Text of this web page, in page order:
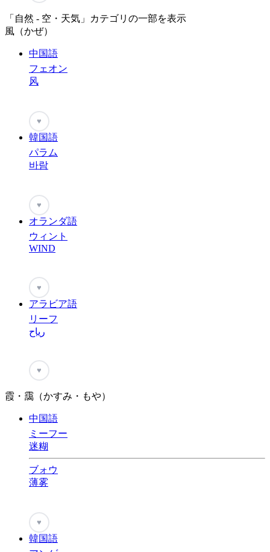
「自然 - 空・天気」カテゴリの一部を表示
風（かぜ）
中国語
フェオン
风
♥
韓国語
パラム
바람
♥
オランダ語
ウィント
WIND
♥
アラビア語
リーフ
رياح
♥
霞・靄（かすみ・もや）
中国語
ミーフー
迷糊
ブォウ
薄雾
♥
韓国語